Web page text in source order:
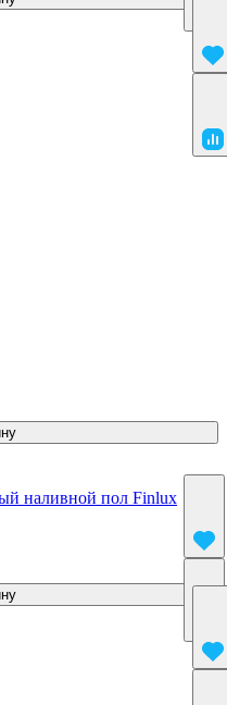
наливной пол Finlux